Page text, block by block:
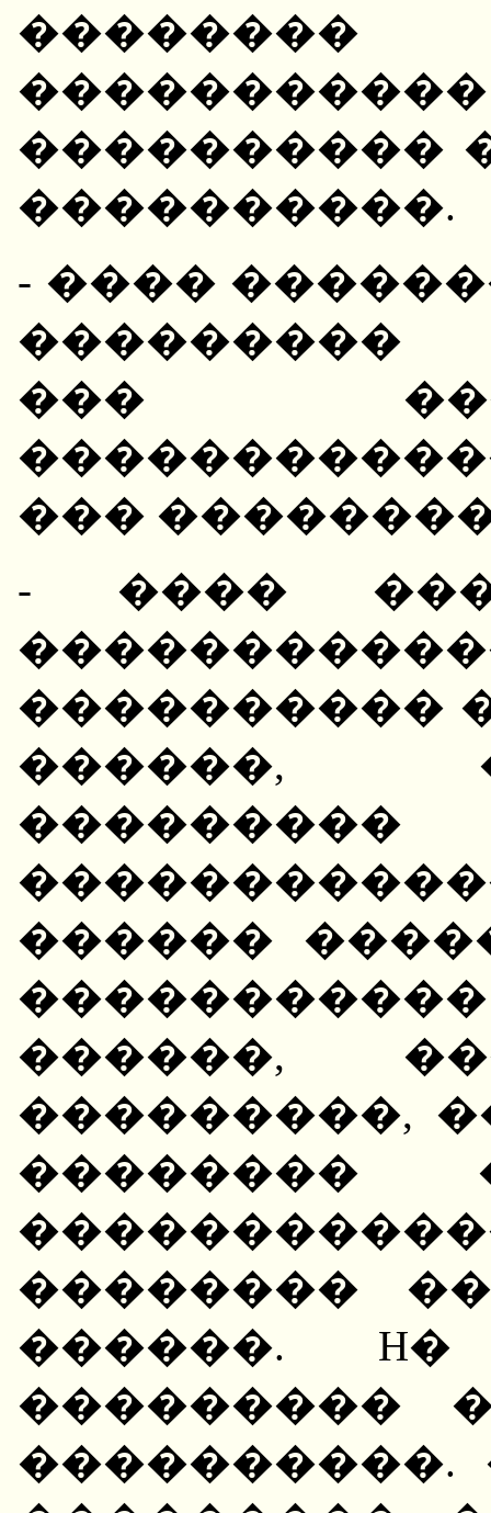
����������
����������.
- ����
���������
���
���
- ����
����������
������,
������
������,
���������,
��������
������. H�
���������